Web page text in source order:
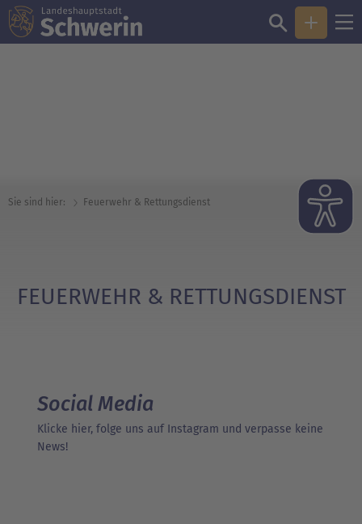
Sie sind hier: Feuerwehr & Rettungs­dienst
FEUERWEHR & RETTUNGS­DIENST
Social Media
Klicke hier, folge uns auf Instagram und verpasse keine
News!